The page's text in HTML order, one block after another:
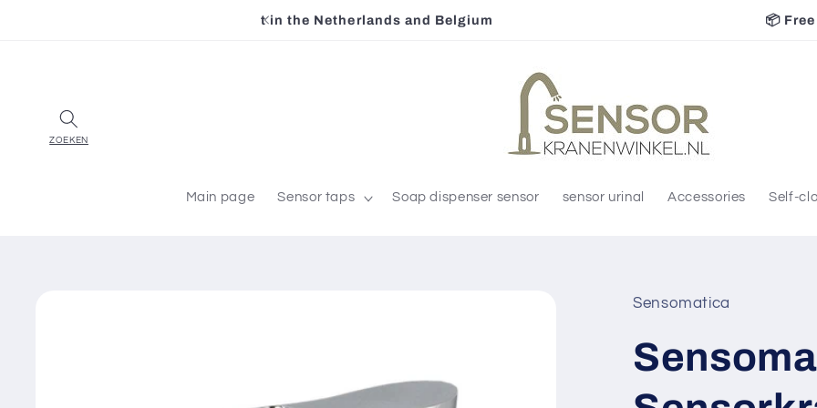
📦 Free shipping to NL &amp; BE
Main page Sensor taps Soap dispenser sensor sensor urinal Accessories Self-
Sensomatica